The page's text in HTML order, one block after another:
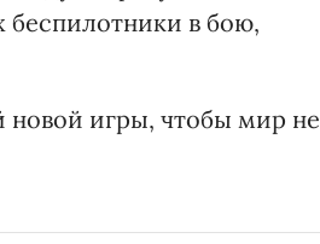
беспилотники в бою,
новой игры, чтобы мир не